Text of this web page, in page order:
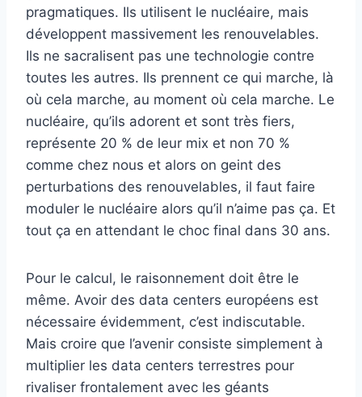
pragmatiques. Ils utilisent le nucléaire, mais
développent massivement les renouvelables.
Ils ne sacralisent pas une technologie contre
toutes les autres. Ils prennent ce qui marche, là
où cela marche, au moment où cela marche. Le
nucléaire, qu’ils adorent et sont très fiers,
représente 20 % de leur mix et non 70 %
comme chez nous et alors on geint des
perturbations des renouvelables, il faut faire
moduler le nucléaire alors qu’il n’aime pas ça. Et
tout ça en attendant le choc final dans 30 ans.
Pour le calcul, le raisonnement doit être le
même. Avoir des data centers européens est
nécessaire évidemment, c’est indiscutable.
Mais croire que l’avenir consiste simplement à
multiplier les data centers terrestres pour
rivaliser frontalement avec les géants